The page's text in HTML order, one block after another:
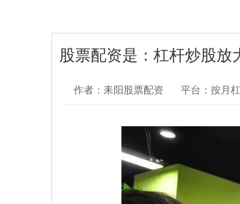
股票配资是：杠杆炒股放
作者：耒阳股票配资 平台：按月